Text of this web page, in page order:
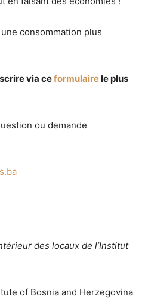
consommation plus
via ceformulairele plus
ou demande
des locaux de l’Institut
of Bosnia and Herzegovina